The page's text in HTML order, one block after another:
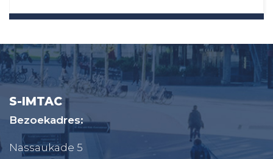
S-IMTAC
Bezoekadres:
Nassaukade 5